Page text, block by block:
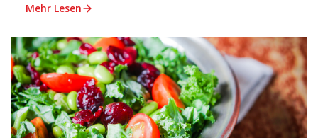
Mehr Lesen